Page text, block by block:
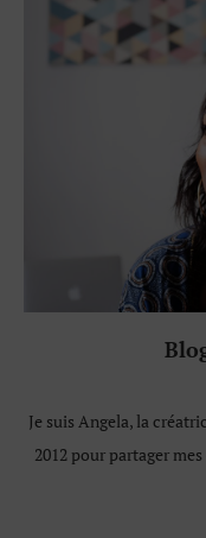
Je suis Angela, la
2012 pour partager